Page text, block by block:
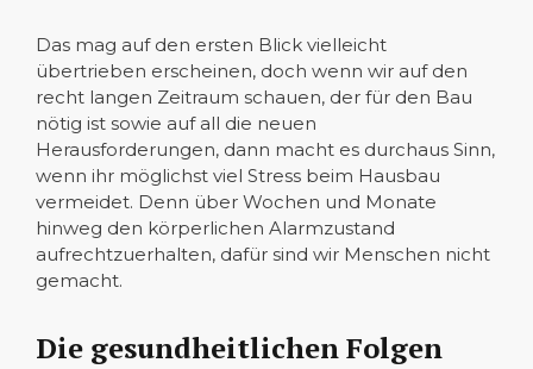
Das mag auf den ersten Blick vielleicht
übertrieben erscheinen, doch wenn wir auf den
recht langen Zeitraum schauen, der für den Bau
nötig ist sowie auf all die neuen
Herausforderungen, dann macht es durchaus Sinn,
wenn ihr möglichst viel Stress beim Hausbau
vermeidet. Denn über Wochen und Monate
hinweg den körperlichen Alarmzustand
aufrechtzuerhalten, dafür sind wir Menschen nicht
gemacht.
Die gesundheitlichen Folgen